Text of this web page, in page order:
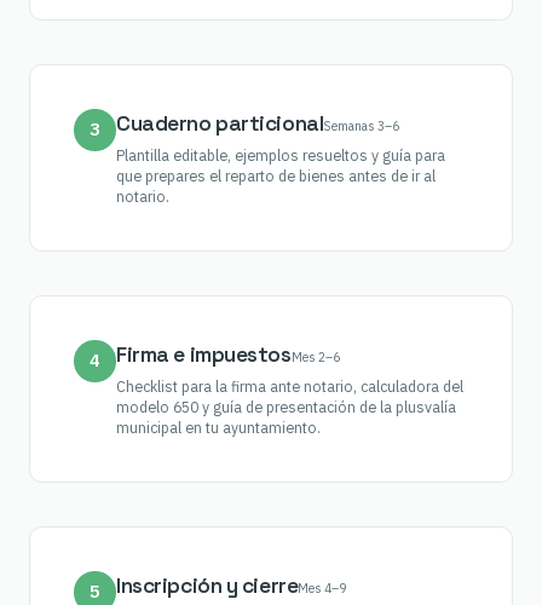
3 Cuaderno particionalSemanas 3–6
Plantilla editable, ejemplos resueltos y guía para
que prepares el reparto de bienes antes de ir al
notario.
4 Firma e impuestosMes 2–6
Checklist para la firma ante notario, calculadora del
modelo 650 y guía de presentación de la plusvalía
municipal en tu ayuntamiento.
5 Inscripción y cierreMes 4–9